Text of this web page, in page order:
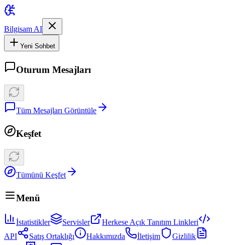
Bilgisam AI
Yeni Sohbet
Oturum Mesajları
Tüm Mesajları Görüntüle
Keşfet
Tümünü Keşfet
Menü
İstatistikler Servisler
Herkese Açık Tanıtım Linkleri
API
Satış Ortaklığı Hakkımızda İletişim
Gizlilik